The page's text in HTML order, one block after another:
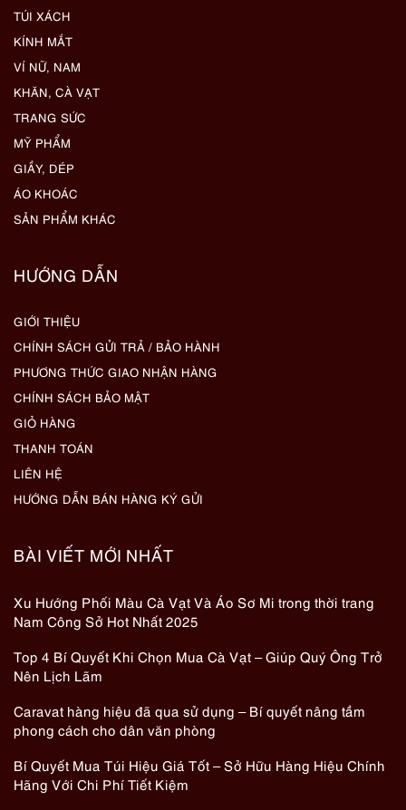
TÚI XÁCH
KÍNH MẮT
VÍ NỮ, NAM
KHĂN, CÀ VẠT
TRANG SỨC
MỸ PHẨM
GIẦY, DÉP
ÁO KHOÁC
SẢN PHẨM KHÁC
HƯỚNG DẪN
GIỚI THIỆU
CHÍNH SÁCH GỬI TRẢ / BẢO HÀNH
PHƯƠNG THỨC GIAO NHẬN HÀNG
CHÍNH SÁCH BẢO MẬT
GIỎ HÀNG
THANH TOÁN
LIÊN HỆ
HƯỚNG DẪN BÁN HÀNG KÝ GỬI
BÀI VIẾT MỚI NHẤT
Xu Hướng Phối Màu Cà Vạt Và Áo Sơ Mi trong thời trang
Nam Công Sở Hot Nhất 2025
Top 4 Bí Quyết Khi Chọn Mua Cà Vạt – Giúp Quý Ông Trở
Nên Lịch Lãm
Caravat hàng hiệu đã qua sử dụng – Bí quyết nâng tầm
phong cách cho dân văn phòng
Bí Quyết Mua Túi Hiệu Giá Tốt – Sở Hữu Hàng Hiệu Chính
Hãng Với Chi Phí Tiết Kiệm